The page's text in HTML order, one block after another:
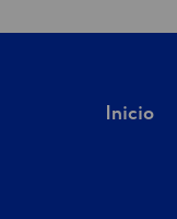
Inicio